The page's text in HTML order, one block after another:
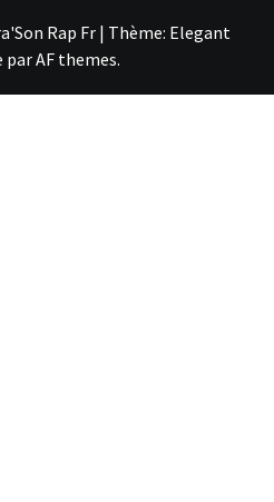
Rap Fr | Thème: Elegant
parAF themes.